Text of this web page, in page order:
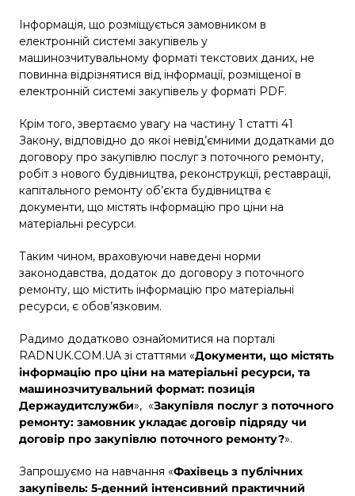
Інформація, що розміщується замовником в
електронній системі закупівель у
машинозчитувальному форматі текстових даних, не
повинна відрізнятися від інформації, розміщеної в
електронній системі закупівель у форматі PDF.
Крім того, звертаємо увагу на частину 1 статті 41
Закону, відповідно до якої невід’ємними додатками до
договору про закупівлю послуг з поточного ремонту,
робіт з нового будівництва, реконструкції, реставрації,
капітального ремонту об’єкта будівництва є
документи, що містять інформацію про ціни на
матеріальні ресурси.
Таким чином, враховуючи наведені норми
законодавства, додаток до договору з поточного
ремонту, що містить інформацію про матеріальні
ресурси, є обов’язковим.
Радимо додатково ознайомитися на порталі
RADNUK.COM.UA зі статтями «Документи, що містять
інформацію про ціни на матеріальні ресурси, та
машинозчитувальний формат: позиція
Держаудитслужби», «Закупівля послуг з поточного
ремонту: замовник укладає договір підряду чи
договір про закупівлю поточного ремонту?».
Запрошуємо на навчання «Фахівець з публічних
закупівель: 5-денний інтенсивний практичний